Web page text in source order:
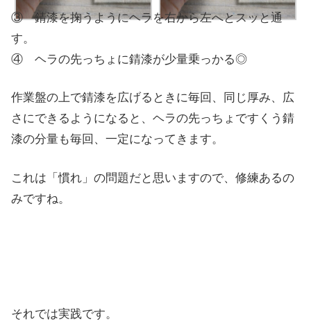
③ 錆漆を掬うようにヘラを右から左へとスッと通
す。
④ ヘラの先っちょに錆漆が少量乗っかる◎
作業盤の上で錆漆を広げるときに毎回、同じ厚み、広
さにできるようになると、ヘラの先っちょですくう錆
漆の分量も毎回、一定になってきます。
これは「慣れ」の問題だと思いますので、修練あるの
みですね。
それでは実践です。